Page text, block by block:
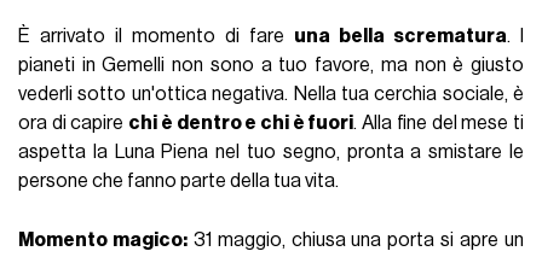
È arrivato il momento di fare una bella scrematura. I
pianeti in Gemelli non sono a tuo favore, ma non è giusto
vederli sotto un'ottica negativa. Nella tua cerchia sociale, è
ora di capire chi è dentro e chi è fuori. Alla fine del mese ti
aspetta la Luna Piena nel tuo segno, pronta a smistare le
persone che fanno parte della tua vita.
Momento magico:31 maggio, chiusa una porta si apre un